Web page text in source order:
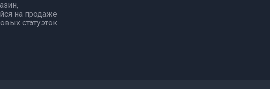
на продаже
статуэток.